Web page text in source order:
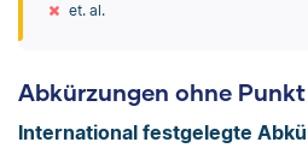
et. al.
Abkürzungen ohne Punkt
International festgelegte